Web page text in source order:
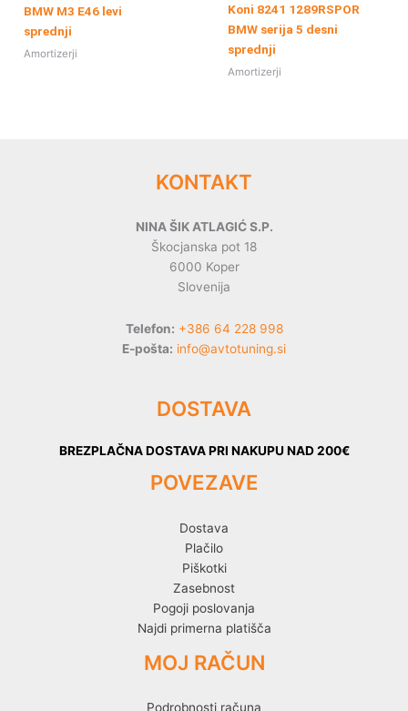
BMW M3 E46 levi
sprednji
Amortizerji
Koni 8241 1289RSPOR
BMW serija 5 desni
sprednji
Amortizerji
KONTAKT
NINA ŠIK ATLAGIĆ S.P.
Škocjanska pot 18
6000 Koper
Slovenija
Telefon: +386 64 228 998
E-pošta: info@avtotuning.si
DOSTAVA
BREZPLAČNA DOSTAVA PRI NAKUPU NAD 200€
POVEZAVE
Dostava
Plačilo
Piškotki
Zasebnost
Pogoji poslovanja
Najdi primerna platišča
MOJ RAČUN
Podrobnosti računa